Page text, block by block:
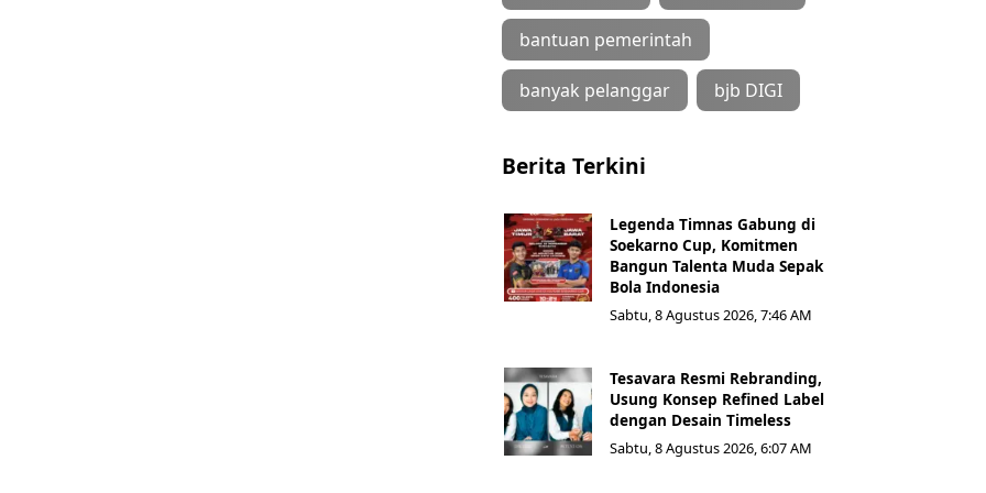
bantuan pemerintah
banyak pelanggar bjb DIGI
Berita Terkini
Legenda Timnas Gabung di
Soekarno Cup, Komitmen
Bangun Talenta Muda Sepak
Bola Indonesia
Sabtu, 8 Agustus 2026, 7:46 AM
Tesavara Resmi Rebranding,
Usung Konsep Refined Label
dengan Desain Timeless
Sabtu, 8 Agustus 2026, 6:07 AM